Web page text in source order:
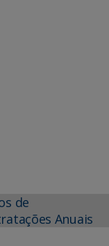
de
Anuais